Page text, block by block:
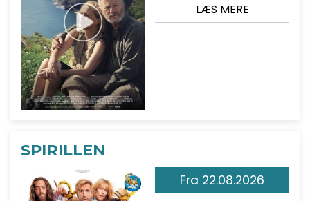
LÆS MERE
SPIRILLEN
Fra 22.08.2026